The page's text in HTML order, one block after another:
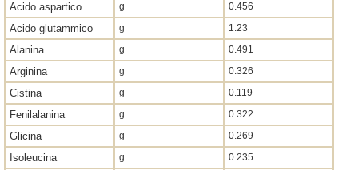
Acido aspartico g 0.456
Acido glutammico g 1.23
Alanina g 0.491
Arginina g 0.326
Cistina g 0.119
Fenilalanina g 0.322
Glicina g 0.269
Isoleucina g 0.235